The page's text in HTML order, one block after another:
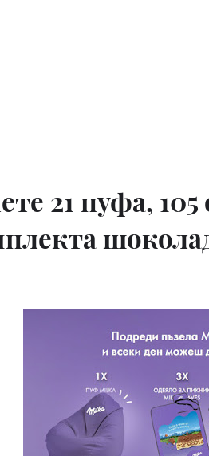
21 пуфа,